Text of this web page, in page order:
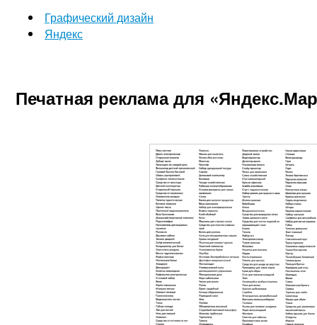
Графический дизайн
Яндекс
Печатная реклама для